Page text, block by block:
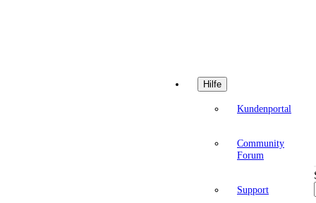
Hilfe
Kundenportal
Community
Forum
Support